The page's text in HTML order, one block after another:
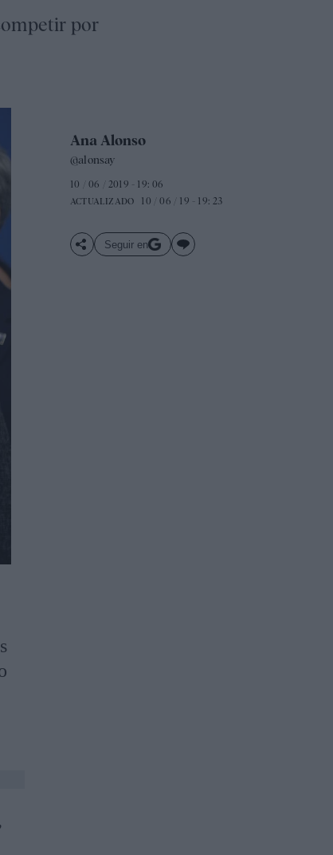
por
Ana Alonso
@alonsay
10 / 06 / 2019 - 19: 06
ACTUALIZADO 10 / 06 / 19 - 19: 23
Seguir en